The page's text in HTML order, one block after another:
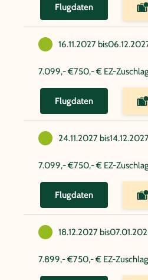
Flugdaten
16.11.2027 bis
7.099,- €750,- € EZ-Zuschlag
Flugdaten
24.11.2027 bis
7.099,- €750,- € EZ-Zuschlag
Flugdaten
18.12.2027 bis
7.899,- €750,- € EZ-Zuschlag